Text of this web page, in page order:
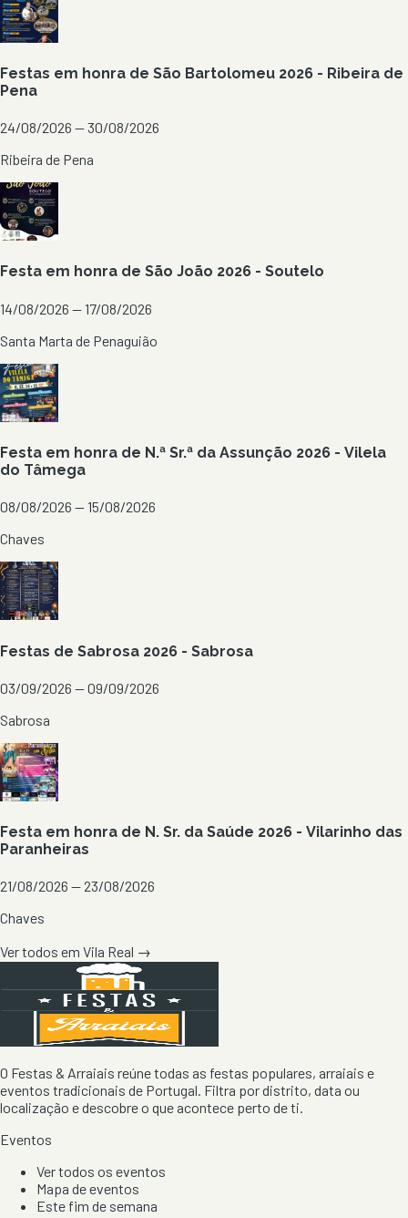
Festas em honra de São Bartolomeu 2026 - Ribeira de
Pena
24/08/2026 — 30/08/2026
Ribeira de Pena
Festa em honra de São João 2026 - Soutelo
14/08/2026 — 17/08/2026
Santa Marta de Penaguião
Festa em honra de N.ª Sr.ª da Assunção 2026 - Vilela
do Tâmega
08/08/2026 — 15/08/2026
Chaves
Festas de Sabrosa 2026 - Sabrosa
03/09/2026 — 09/09/2026
Sabrosa
Festa em honra de N. Sr. da Saúde 2026 - Vilarinho das
Paranheiras
21/08/2026 — 23/08/2026
Chaves
Ver todos em Vila Real →
O Festas & Arraiais reúne todas as festas populares, arraiais e
eventos tradicionais de Portugal. Filtra por distrito, data ou
localização e descobre o que acontece perto de ti.
Eventos
Ver todos os eventos
Mapa de eventos
Este fim de semana